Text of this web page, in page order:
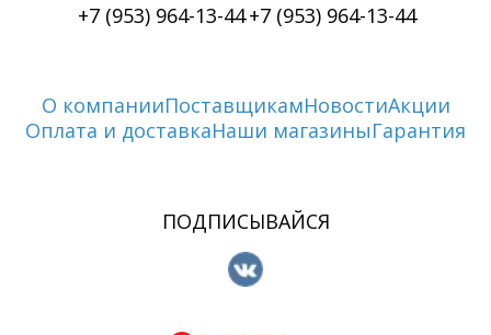
+7 (953) 964-13-44+7 (953) 964-13-44
О компанииПоставщикамНовостиАкции
Оплата и доставкаНаши магазиныГарантия
ПОДПИСЫВАЙСЯ